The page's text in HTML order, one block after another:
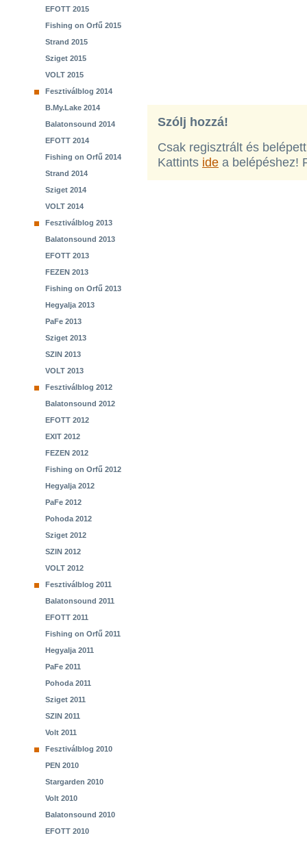
EFOTT 2015
Fishing on Orfű 2015
Strand 2015
Sziget 2015
VOLT 2015
Fesztiválblog 2014
B.My.Lake 2014
Balatonsound 2014
EFOTT 2014
Fishing on Orfű 2014
Strand 2014
Sziget 2014
VOLT 2014
Fesztiválblog 2013
Balatonsound 2013
EFOTT 2013
FEZEN 2013
Fishing on Orfű 2013
Hegyalja 2013
PaFe 2013
Sziget 2013
SZIN 2013
VOLT 2013
Fesztiválblog 2012
Balatonsound 2012
EFOTT 2012
EXIT 2012
FEZEN 2012
Fishing on Orfű 2012
Hegyalja 2012
PaFe 2012
Pohoda 2012
Sziget 2012
SZIN 2012
VOLT 2012
Fesztiválblog 2011
Balatonsound 2011
EFOTT 2011
Fishing on Orfű 2011
Hegyalja 2011
PaFe 2011
Pohoda 2011
Sziget 2011
SZIN 2011
Volt 2011
Fesztiválblog 2010
PEN 2010
Stargarden 2010
Volt 2010
Balatonsound 2010
EFOTT 2010
Szólj hozzá!
Csak regisztrált és
Kattints ide a belépéshez!